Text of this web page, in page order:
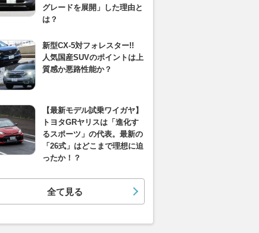
グレードを展開」した理由と
は？
新型CX-5対フォレスター!!
人気国産SUVのポイントは上
質感か悪路性能か？
【最新モデル試乗ワイガヤ】
トヨタGRヤリスは「進化す
るスポーツ」の代表。最新の
「26式」はどこまで理想に迫
ったか！？
全て見る